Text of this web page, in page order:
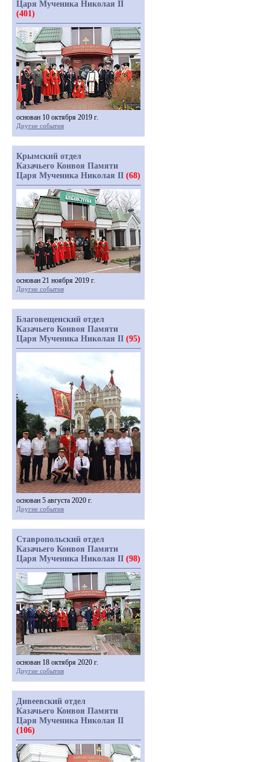
Царя Мученика Николая II
(401)
основан 10 октября 2019 г.
Другие события
Крымский отдел
Казачьего Конвоя Памяти
Царя Мученика Николая II (68)
основан 21 ноября 2019 г.
Другие события
Благовещенский отдел
Казачьего Конвоя Памяти
Царя Мученика Николая II (95)
основан 5 августа 2020 г.
Другие события
Ставропольский отдел
Казачьего Конвоя Памяти
Царя Мученика Николая II (98)
основан 18 октября 2020 г.
Другие события
Дивеевский отдел
Казачьего Конвоя Памяти
Царя Мученика Николая II
(106)